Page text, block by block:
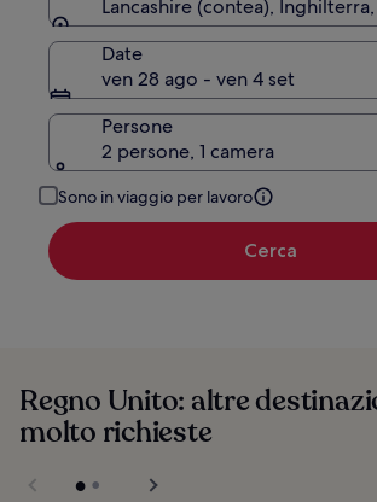
Lancashire (contea), Inghilterra,
Date
ven 28 ago - ven 4 set
Persone
2 persone, 1 camera
Sono in viaggio per lavoro
Cerca
Regno Unito: altre
molto richieste